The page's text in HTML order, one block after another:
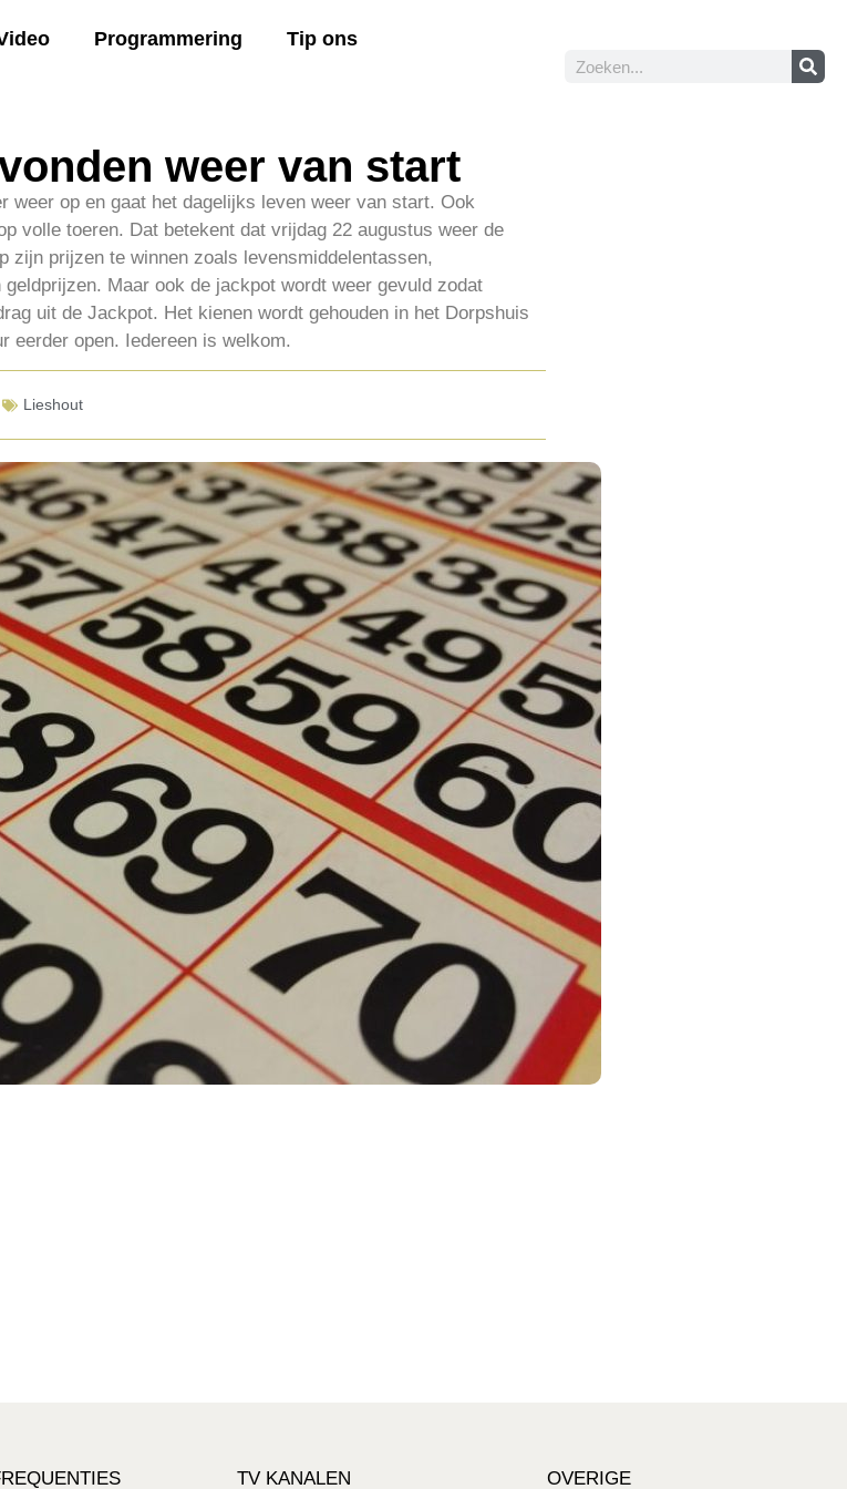
Programmering Tip ons
weer van start
weer op en gaat het dagelijks leven weer van start. Ook
volle toeren. Dat betekent dat vrijdag 22 augustus weer de
zijn prijzen te winnen zoals levensmiddelentassen,
Maar ook de jackpot wordt weer gevuld zodat
uit de Jackpot. Het kienen wordt gehouden in het Dorpshuis
eerder open. Iedereen is welkom.
Lieshout
TV KANALEN OVERIGE